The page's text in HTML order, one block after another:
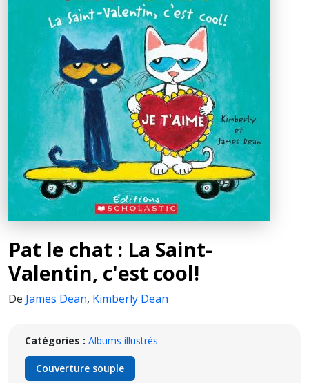
Pat le chat : La Saint-
Valentin, c'est cool!
De James Dean, Kimberly Dean
Catégories : Albums illustrés
Couverture souple